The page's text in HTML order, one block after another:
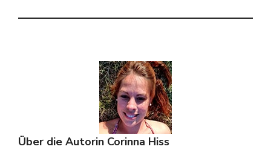
Über die Autorin Corinna Hiss